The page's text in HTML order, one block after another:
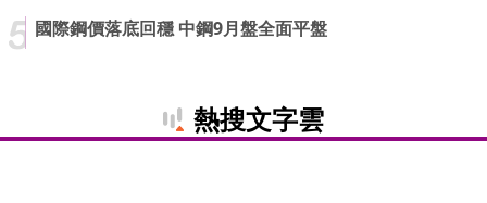
國際鋼價落底回穩 中鋼9月盤全面平盤
熱搜文字雲